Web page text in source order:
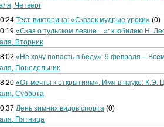
Четверг
Тест-викторина: «Сказок мудрые уроки» (0)
«Сказ о тульском левше…»: к юбилею Н.
Вторник
«Не хочу попасть в беду»: 9 февраля –
Понедельник
«От мечты к открытиям». Имя в науке: К.Э.
Суббота
День зимних видов спорта (0)
Пятница